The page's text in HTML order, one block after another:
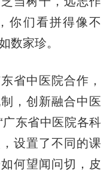
你们看拼得像不
数家珍。
中医院合作，
，创新融合中医
东省中医院各科
设置了不同的课
何望闻问切，皮